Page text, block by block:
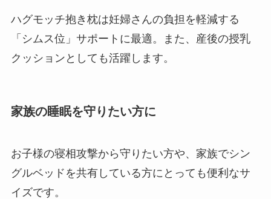
ハグモッチ抱き枕は妊婦さんの負担を軽減する
「シムス位」サポートに最適。また、産後の授乳
クッションとしても活躍します。
家族の睡眠を守りたい方に
お子様の寝相攻撃から守りたい方や、家族でシン
グルベッドを共有している方にとっても便利なサ
イズです。